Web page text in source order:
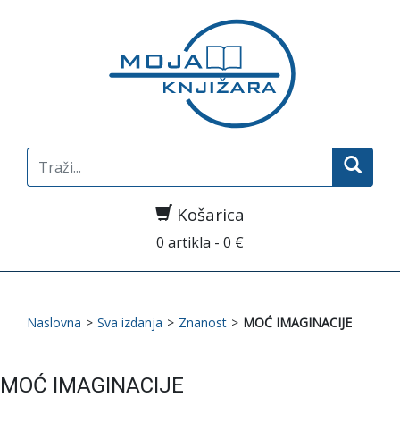
Search
for:
Košarica
0 artikla - 0 €
Naslovna > Sva izdanja > Znanost > MOĆ IMAGINACIJE
MOĆ IMAGINACIJE